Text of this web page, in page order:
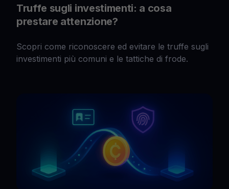
Truffe sugli investimenti: a cosa
prestare attenzione?
Scopri come riconoscere ed evitare le truffe sugli
investimenti più comuni e le tattiche di frode.